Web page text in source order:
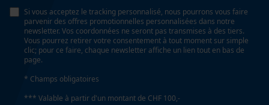
Si vous acceptez le tracking personnalisé, nous pourrons vous faire
parvenir des offres promotionnelles personnalisées dans notre
newsletter. Vos coordonnées ne seront pas transmises à des tiers.
Vous pourrez retirer votre consentement à tout moment sur simple
clic; pour ce faire, chaque newsletter affiche un lien tout en bas de
page.
* Champs obligatoires
*** Valable à partir d'un montant de CHF 100,-